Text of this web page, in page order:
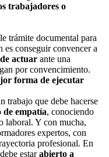
trabajadores o
trámite documental para
conseguir convencer a
actuar ante una
por convencimiento.
forma de ejecutar
trabajo que debe hacerse
empatía, conociendo
laboral. Y con mucha,
expertos, con
profesional. En
estarabierto a